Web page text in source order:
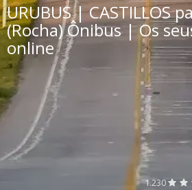
URUBUS | CASTILLOS
(Rocha) Ônibus | Os
online
1.230